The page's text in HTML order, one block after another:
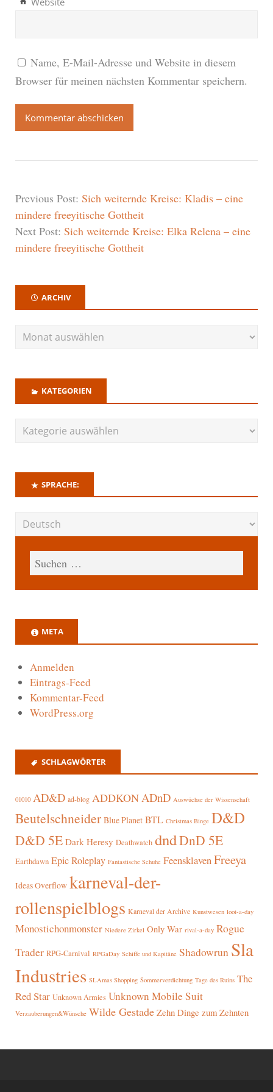
Name, E-Mail-Adresse und Website in diesem
Browser für meinen nächsten Kommentar speichern.
Previous Post: Sich weiternde Kreise: Kladis – eine
mindere freeyitische Gottheit
Next Post: Sich weiternde Kreise: Elka Relena – eine
mindere freeyitische Gottheit
ARCHIV
KATEGORIEN
SPRACHE:
META
Anmelden
Eintrags-Feed
Kommentar-Feed
WordPress.org
SCHLAGWÖRTER
01010 AD&D ad-blog ADDKONADnD Auswüchse der Wissenschaft
Beutelschneider Blue Planet BTL Christmas Binge D&D
D&D 5E Dark Heresy Deathwatch dndDnD 5E
Earthdawn Epic Roleplay Fantastische Schuhe FeensklavenFreeya
Ideas Overflow karneval-der-
rollenspielblogs Karneval der Archive Kunstwesen loot-a-day
Monostichonmonster Niedere Zirkel Only War rival-a-day Rogue
Trader RPG-Carnival RPGaDay Schiffe und Kapitäne Shadowrun Sla
Industries SLAmas Shopping Sommerverdichtung Tage des Ruins The
Red Star Unknown Armies Unknown Mobile Suit
Verzauberungen&Wünsche Wilde Gestade Zehn Dinge zum Zehnten